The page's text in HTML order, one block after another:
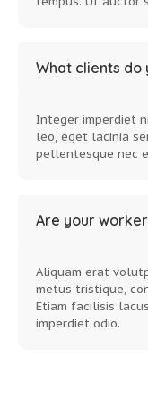
What clients do
Integer imperdiet
leo, eget lacinia
pellentesque nec
Are your
Aliquam erat
metus tristique,
Etiam facilisis
imperdiet odio.